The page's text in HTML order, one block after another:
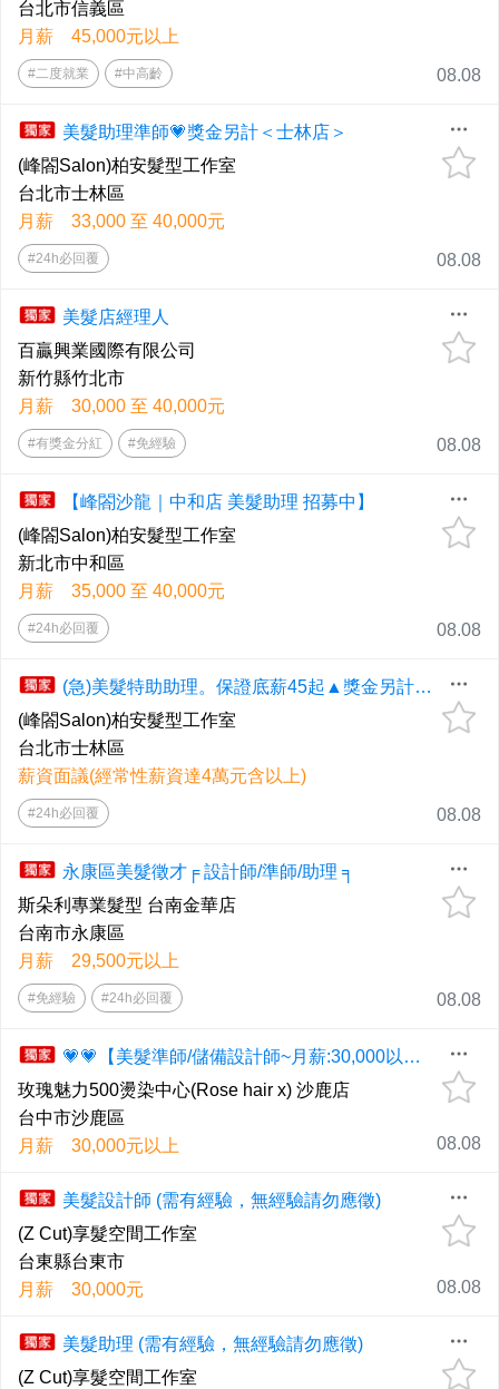
台北市信義區
月薪 45,000元以上
#二度就業 #中高齡 08.08
美髮助理準師💗獎金另計＜士林店＞
(峰閤Salon)柏安髮型工作室
台北市士林區
月薪 33,000 至 40,000元
#24h必回覆 08.08
美髮店經理人
百贏興業國際有限公司
新竹縣竹北市
月薪 30,000 至 40,000元
#有獎金分紅 #免經驗 08.08
【峰閤沙龍｜中和店 美髮助理 招募中】
(峰閤Salon)柏安髮型工作室
新北市中和區
月薪 35,000 至 40,000元
#24h必回覆 08.08
(急)美髮特助助理。保證底薪45起▲獎金另計＜芝山店＞
(峰閤Salon)柏安髮型工作室
台北市士林區
薪資面議(經常性薪資達4萬元含以上)
#24h必回覆 08.08
永康區美髮徵才╒ 設計師/準師/助理 ╕
斯朵利專業髮型 台南金華店
台南市永康區
月薪 29,500元以上
#免經驗 #24h必回覆 08.08
💗💗【美髮準師/儲備設計師~月薪:30,000以上】沙鹿
玫瑰魅力500燙染中心(Rose hair x) 沙鹿店
台中市沙鹿區
月薪 30,000元以上
08.08
美髮設計師 (需有經驗，無經驗請勿應徵)
(Z Cut)享髮空間工作室
台東縣台東市
月薪 30,000元
08.08
美髮助理 (需有經驗，無經驗請勿應徵)
(Z Cut)享髮空間工作室